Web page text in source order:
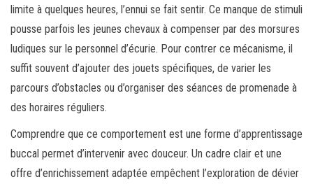
limite à quelques heures, l’ennui se fait sentir. Ce manque de stimuli
pousse parfois les jeunes chevaux à compenser par des morsures
ludiques sur le personnel d’écurie. Pour contrer ce mécanisme, il
suffit souvent d’ajouter des jouets spécifiques, de varier les
parcours d’obstacles ou d’organiser des séances de promenade à
des horaires réguliers.
Comprendre que ce comportement est une forme d’apprentissage
buccal permet d’intervenir avec douceur. Un cadre clair et une
offre d’enrichissement adaptée empêchent l’exploration de dévier